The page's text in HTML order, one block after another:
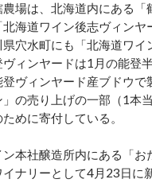
場は、北海道内にある「
海道ワイン後志ヴィンヤ
穴水町にも「北海道ワイ
ィンヤードは1月の能登
ヴィンヤード産ブドウで
の売り上げの一部（1本
めに寄付している。
本社醸造所内にある「お
ナリーとして4月23日に